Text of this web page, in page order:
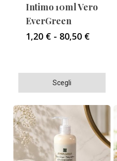
Scegli
prodotto
ha
più
varianti.
Le
Intimo 10ml Vero
EverGreen
1,20 € - 80,50 €Fascia
a